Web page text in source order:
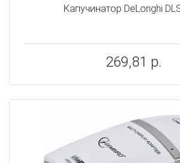
Капучинатор DeLonghi
269,81 р.